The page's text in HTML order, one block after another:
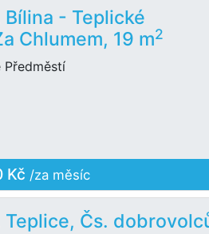
- Teplické
Chlumem, 19 m2
Předměstí
Kč /za měsíc
Čs.